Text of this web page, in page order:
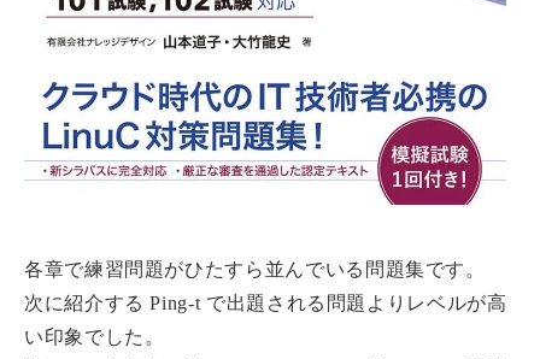
各章で練習問題がひたすら並んでいる問題集です。
次に紹介する Ping-t で出題される問題よりレベルが高
い印象でした。